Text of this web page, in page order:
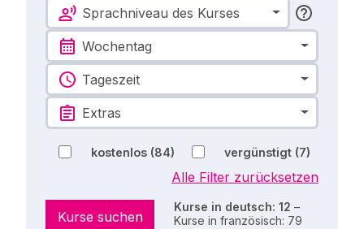
Sprachniveau des Kurses
Wochentag
Tageszeit
Extras
kostenlos (84) vergünstigt (7)
Alle Filter zurücksetzen
Kurse suchen
Kurse in deutsch: 12 –
Kurse in französisch: 79